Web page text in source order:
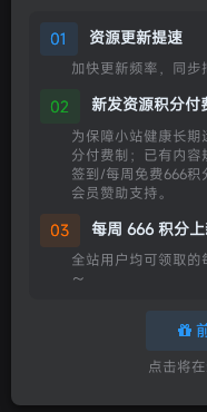
01 资源更新提速
加快更新频率，同步
02 新发资源积分付
为保障小站健康长期
分付费制；已有内
签到/每周免费666积
会员赞助支持。
03 每周 666 积分
全站用户均可领取
～
点击将